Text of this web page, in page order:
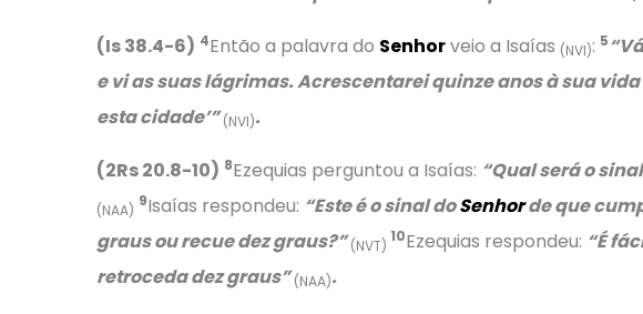
(Is 38.4-6) 4Então a palavra do Senhorveio a Isaías (NVI): 5
e vi as suas lágrimas. Acrescentarei quinze anos à sua vida
esta cidade’”(NVI).
(2Rs 20.8-10) 8Ezequias perguntou a Isaías: “Qual será o
(NAA)
9Isaías respondeu: “Este é o sinal doSenhorde que
graus ou recue dez graus?”(NVT)
10Ezequias respondeu: “É
retroceda dez graus”(NAA).